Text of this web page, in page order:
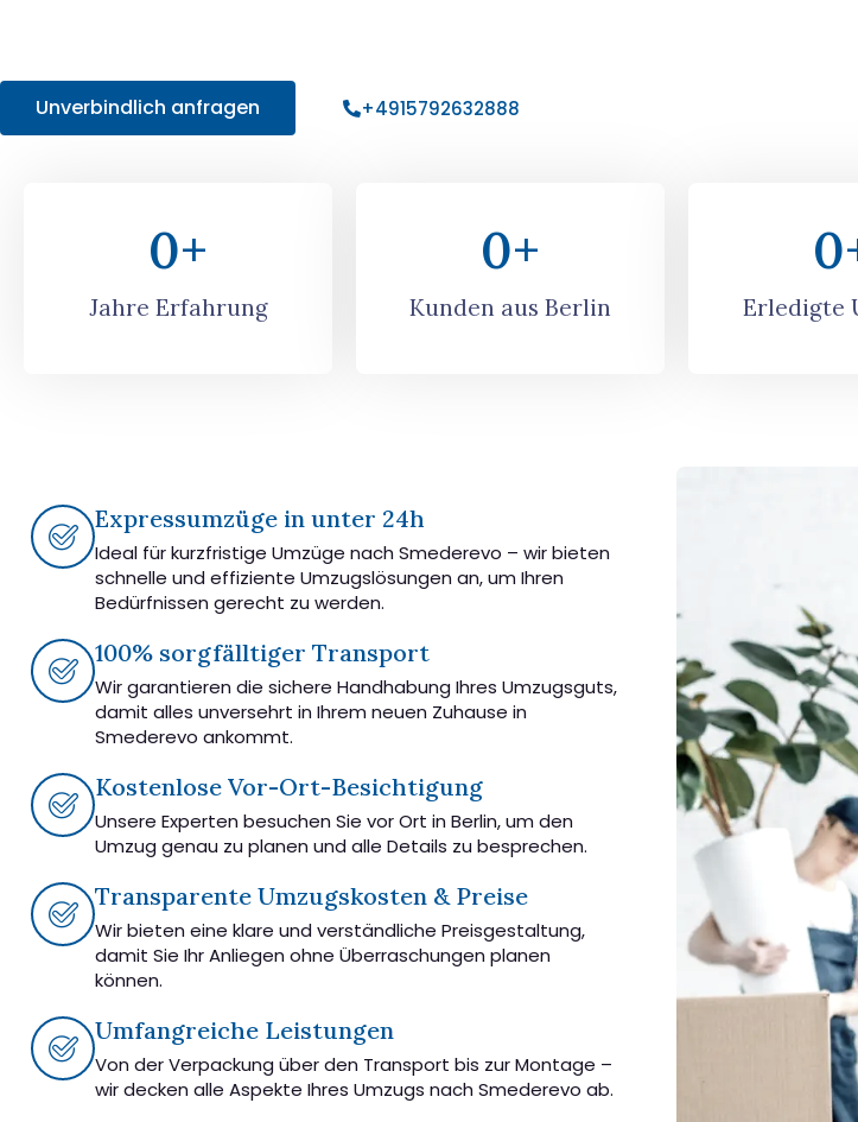
Unverbindlich anfragen +4915792632888
Jahre Erfahrung
0+
Kunden aus Berlin
0+
Erledigte
0
Expressumzüge in unter 24h
Ideal für kurzfristige Umzüge nach Smederevo – wir bieten
schnelle und effiziente Umzugslösungen an, um Ihren
Bedürfnissen gerecht zu werden.
100% sorgfälltiger Transport
Wir garantieren die sichere Handhabung Ihres Umzugsguts,
damit alles unversehrt in Ihrem neuen Zuhause in
Smederevo ankommt.
Kostenlose Vor-Ort-Besichtigung
Unsere Experten besuchen Sie vor Ort in Berlin, um den
Umzug genau zu planen und alle Details zu besprechen.
Transparente Umzugskosten & Preise
Wir bieten eine klare und verständliche Preisgestaltung,
damit Sie Ihr Anliegen ohne Überraschungen planen
können.
Umfangreiche Leistungen
Von der Verpackung über den Transport bis zur Montage –
wir decken alle Aspekte Ihres Umzugs nach Smederevo ab.